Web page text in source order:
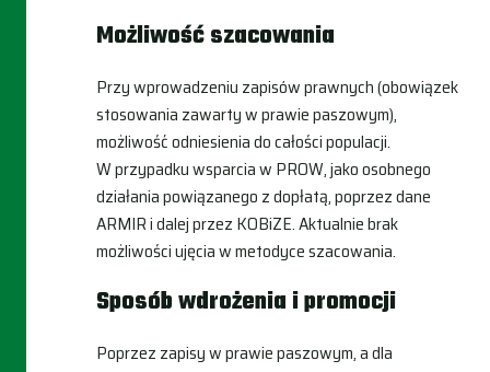
Możliwość szacowania
Przy wprowadzeniu zapisów prawnych (obowiązek
stosowania zawarty w prawie paszowym),
możliwość odniesienia do całości populacji.
W przypadku wsparcia w PROW, jako osobnego
działania powiązanego z dopłatą, poprzez dane
ARMIR i dalej przez KOBiZE. Aktualnie brak
możliwości ujęcia w metodyce szacowania.
Sposób wdrożenia i promocji
Poprzez zapisy w prawie paszowym, a dla